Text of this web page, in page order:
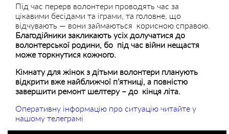
Під час перерв волонтери проводять час за
цікавими бесідами та іграми, та головне, що
відчувають — вони займаються корисною справою.
Благодійники закликають усіх долучатися до
волонтерської родини, бо під час війни нещастя
може торкнутися кожного.
Кімнату для жінок з дітьми волонтери планують
відкрити вже найближчої п’ятниці, а повністю
завершити ремонт шелтеру – до кінця літа.
Оперативну інформацію про ситуацію читайте у
нашому телеграмі